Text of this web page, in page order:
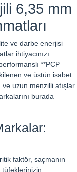
6,35 mm
ve darbe enerjisi
ihtiyacınızı
**PCP
ve üstün isabet
uzun menzilli atışlar
burada
faktör, saçmanın
tüfeklerinizin